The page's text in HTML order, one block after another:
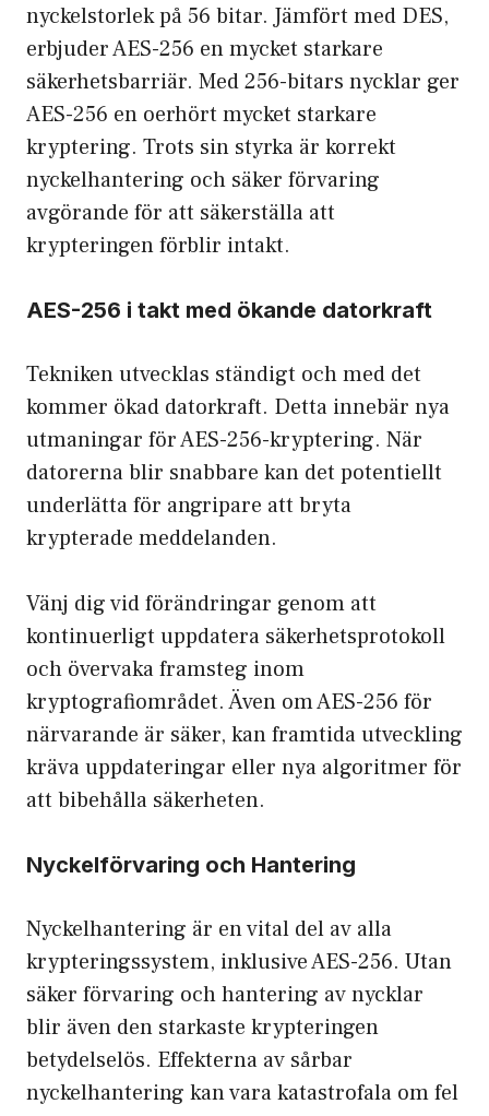
nyckelstorlek på 56 bitar. Jämfört med DES,
erbjuder AES-256 en mycket starkare
säkerhetsbarriär. Med 256-bitars nycklar ger
AES-256 en oerhört mycket starkare
kryptering. Trots sin styrka är korrekt
nyckelhantering och säker förvaring
avgörande för att säkerställa att
krypteringen förblir intakt.
AES-256 i takt med ökande datorkraft
Tekniken utvecklas ständigt och med det
kommer ökad datorkraft. Detta innebär nya
utmaningar för AES-256-kryptering. När
datorerna blir snabbare kan det potentiellt
underlätta för angripare att bryta
krypterade meddelanden.
Vänj dig vid förändringar genom att
kontinuerligt uppdatera säkerhetsprotokoll
och övervaka framsteg inom
kryptografiområdet. Även om AES-256 för
närvarande är säker, kan framtida utveckling
kräva uppdateringar eller nya algoritmer för
att bibehålla säkerheten.
Nyckelförvaring och Hantering
Nyckelhantering är en vital del av alla
krypteringssystem, inklusive AES-256. Utan
säker förvaring och hantering av nycklar
blir även den starkaste krypteringen
betydelselös. Effekterna av sårbar
nyckelhantering kan vara katastrofala om fel